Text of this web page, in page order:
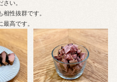
い。
相性抜群です。
高です。